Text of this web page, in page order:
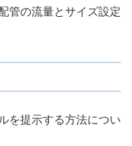
管の流量とサイズ設定
を提示する方法につい